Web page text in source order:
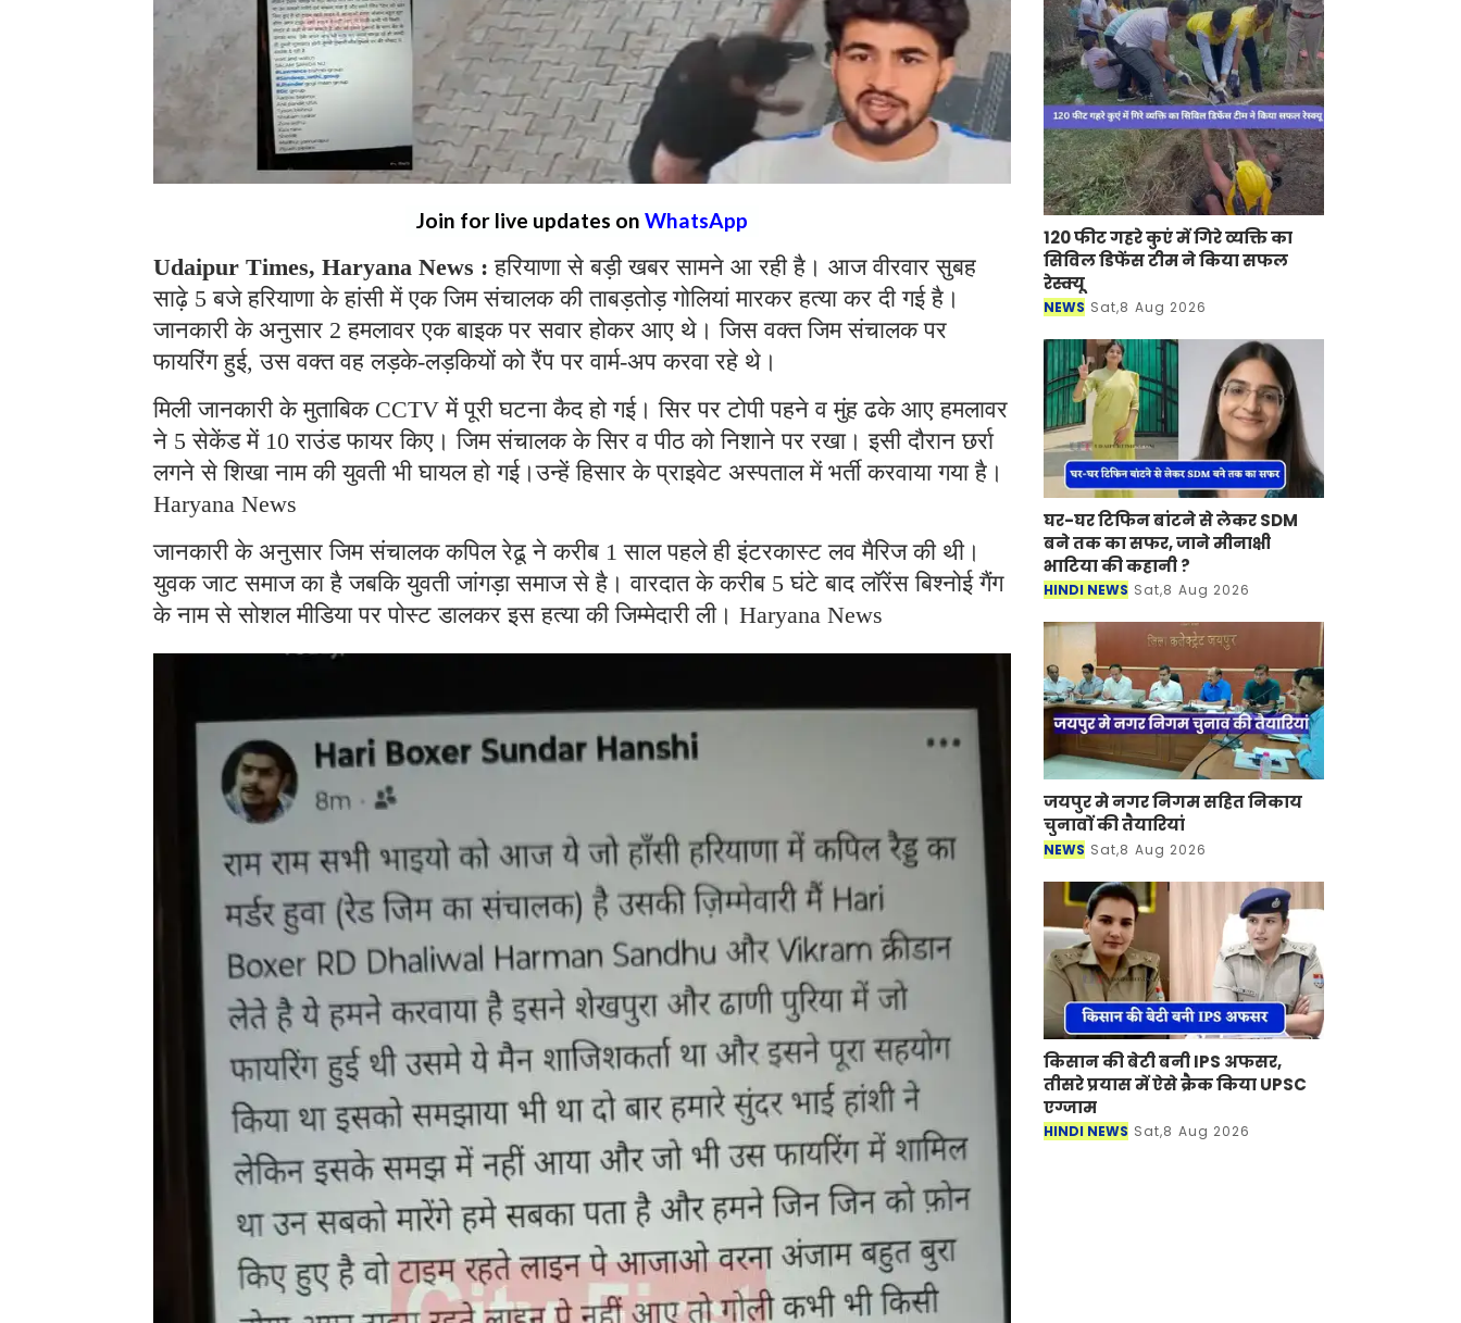
Join for live updates on WhatsApp
Udaipur Times, Haryana News :हरियाणा से बड़ी खबर सामने आ रही है। आज वीरवार सुबह
साढ़े 5 बजे हरियाणा के हांसी में एक जिम संचालक की ताबड़तोड़ गोलियां मारकर हत्या कर दी गई है।
जानकारी के अनुसार 2 हमलावर एक बाइक पर सवार होकर आए थे। जिस वक्त जिम संचालक पर
फायरिंग हुई, उस वक्त वह लड़के-लड़कियों को रैंप पर वार्म-अप करवा रहे थे।
मिली जानकारी के मुताबिक CCTV में पूरी घटना कैद हो गई। सिर पर टोपी पहने व मुंह ढके आए हमलावर
ने 5 सेकेंड में 10 राउंड फायर किए। जिम संचालक के सिर व पीठ को निशाने पर रखा। इसी दौरान छर्रा
लगने से शिखा नाम की युवती भी घायल हो गई।उन्हें हिसार के प्राइवेट अस्पताल में भर्ती करवाया गया है।
Haryana News
जानकारी के अनुसार जिम संचालक कपिल रेढू ने करीब 1 साल पहले ही इंटरकास्ट लव मैरिज की थी।
युवक जाट समाज का है जबकि युवती जांगड़ा समाज से है। वारदात के करीब 5 घंटे बाद लॉरेंस बिश्नोई गैंग
के नाम से सोशल मीडिया पर पोस्ट डालकर इस हत्या की जिम्मेदारी ली। Haryana News
अधिक मूल्य के न
120 फीट गहरे कुएं में गिरे व्यक्ति का
सिविल डिफेंस टीम ने किया सफल
रेस्क्यू
NEWS Sat,8 Aug 2026
घर-घर टिफिन बांटने से लेकर SDM
बने तक का सफर, जाने मीनाक्षी
भाटिया की कहानी ?
HINDI NEWS Sat,8 Aug 2026
जयपुर मे नगर निगम सहित निकाय
चुनावों की तैयारियां
NEWS Sat,8 Aug 2026
किसान की बेटी बनी IPS अफसर,
तीसरे प्रयास में ऐसे क्रैक किया UPSC
एग्जाम
HINDI NEWS Sat,8 Aug 2026